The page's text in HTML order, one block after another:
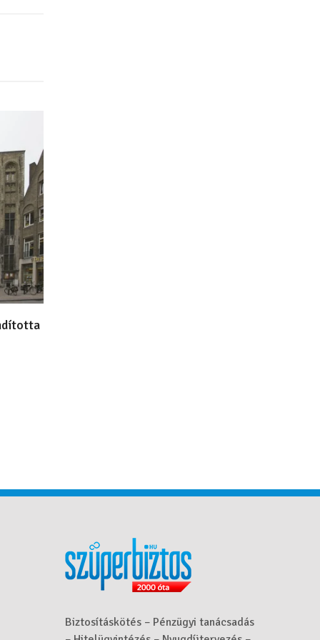
Biztosításkötés – Pénzügyi tanácsadás